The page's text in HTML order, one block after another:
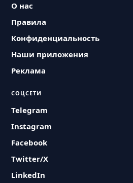
О нас
Правила
Конфиденциальность
Наши приложения
Реклама
СОЦСЕТИ
Telegram
Instagram
Facebook
Twitter/X
LinkedIn